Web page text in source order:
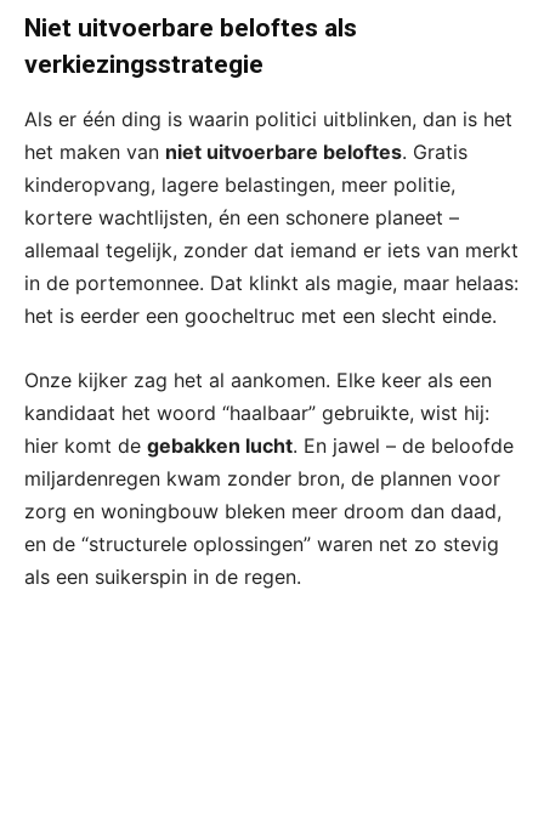
Niet uitvoerbare beloftes als
verkiezingsstrategie
Als er één ding is waarin politici uitblinken, dan is het
het maken van niet uitvoerbare beloftes. Gratis
kinderopvang, lagere belastingen, meer politie,
kortere wachtlijsten, én een schonere planeet –
allemaal tegelijk, zonder dat iemand er iets van merkt
in de portemonnee. Dat klinkt als magie, maar helaas:
het is eerder een goocheltruc met een slecht einde.
Onze kijker zag het al aankomen. Elke keer als een
kandidaat het woord “haalbaar” gebruikte, wist hij:
hier komt de gebakken lucht. En jawel – de beloofde
miljardenregen kwam zonder bron, de plannen voor
zorg en woningbouw bleken meer droom dan daad,
en de “structurele oplossingen” waren net zo stevig
als een suikerspin in de regen.